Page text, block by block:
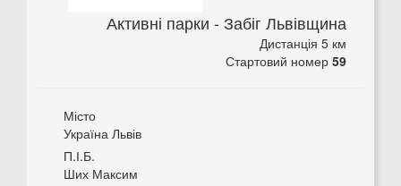
Активні парки - Забіг Львівщина
Дистанція 5 км
Стартовий номер 59
Місто
Україна Львів
П.І.Б.
Ших Максим